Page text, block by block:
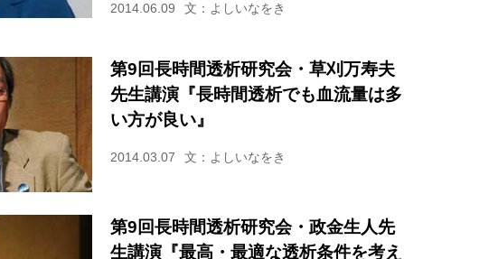
2014.06.09 文：よしいなをき
第9回長時間透析研究会・草刈万寿夫
先生講演『長時間透析でも血流量は多
い方が良い』
2014.03.07 文：よしいなをき
第9回長時間透析研究会・政金生人先
生講演『最高・最適な透析条件を考え